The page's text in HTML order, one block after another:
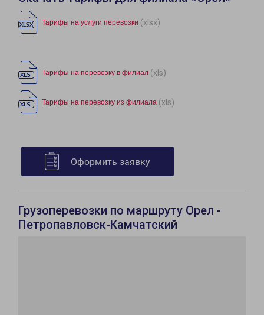
Тарифы на услуги перевозки (xlsx)
Тарифы на перевозку в филиал (xls)
Тарифы на перевозку из филиала (xls)
Оформить заявку
Грузоперевозки по маршруту Орел -
Петропавловск-Камчатский